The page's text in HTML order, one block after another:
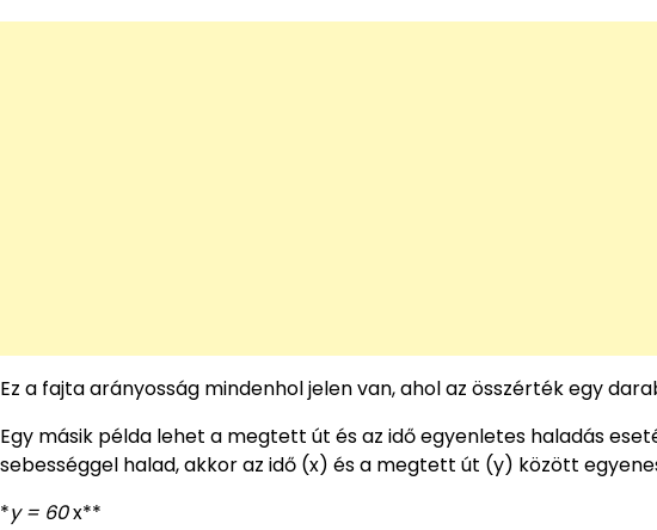
Ez a fajta arányosság mindenhol jelen van, ahol az összérték egy
Egy másik példa lehet a megtett út és az idő egyenletes haladás
sebességgel halad, akkor az idő (x) és a megtett út (y) között
*y = 60x**